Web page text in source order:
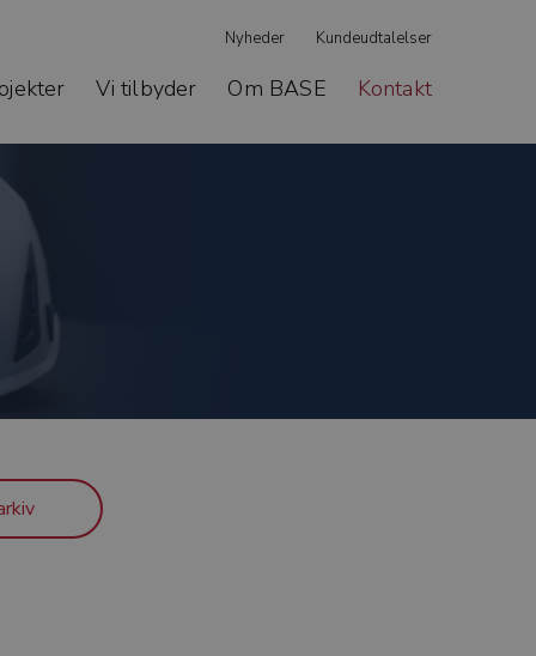
Nyheder Kundeudtalelser
Vi tilbyder Om BASE Kontakt